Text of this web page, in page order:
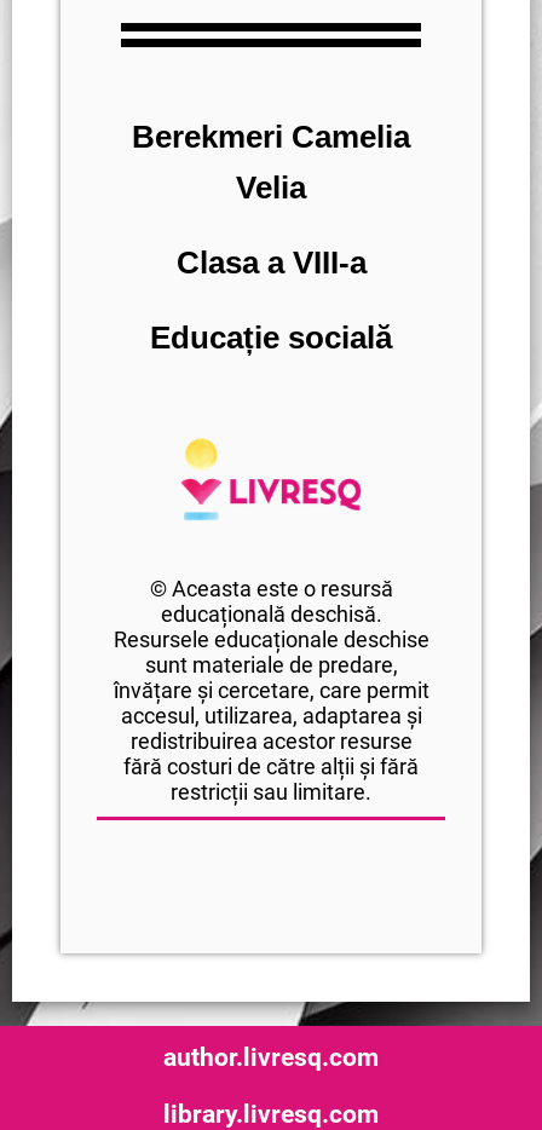
Berekmeri Camelia
Velia
Clasa a VIII-a
Educație socială
© Aceasta este o resursă
educațională deschisă.
Resursele educaționale deschise
sunt materiale de predare,
învățare și cercetare, care permit
accesul, utilizarea, adaptarea și
redistribuirea acestor resurse
fără costuri de către alții și fără
restricții sau limitare.
author.livresq.com
library.livresq.com